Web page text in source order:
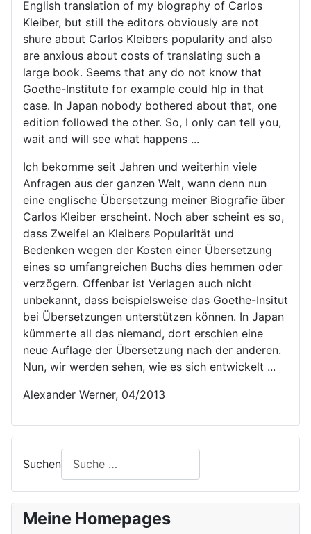
English translation of my biography of Carlos
Kleiber, but still the editors obviously are not
shure about Carlos Kleibers popularity and also
are anxious about costs of translating such a
large book. Seems that any do not know that
Goethe-Institute for example could hlp in that
case. In Japan nobody bothered about that, one
edition followed the other. So, I only can tell you,
wait and will see what happens ...
Ich bekomme seit Jahren und weiterhin viele
Anfragen aus der ganzen Welt, wann denn nun
eine englische Übersetzung meiner Biografie über
Carlos Kleiber erscheint. Noch aber scheint es so,
dass Zweifel an Kleibers Popularität und
Bedenken wegen der Kosten einer Übersetzung
eines so umfangreichen Buchs dies hemmen oder
verzögern. Offenbar ist Verlagen auch nicht
unbekannt, dass beispielsweise das Goethe-Insitut
bei Übersetzungen unterstützen können. In Japan
kümmerte all das niemand, dort erschien eine
neue Auflage der Übersetzung nach der anderen.
Nun, wir werden sehen, wie es sich entwickelt ...
Alexander Werner, 04/2013
Suchen
Meine Homepages